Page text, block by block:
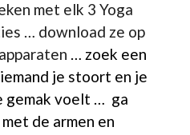
met elk 3 Yoga
… download ze op
… zoek een
je stoort en je
gemak voelt … ga
de armen en